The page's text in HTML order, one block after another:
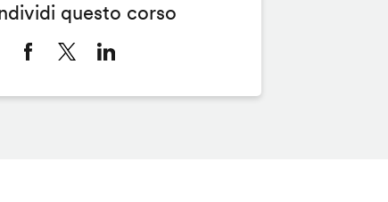
questo corso